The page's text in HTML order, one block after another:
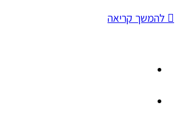
להמשך קריאה